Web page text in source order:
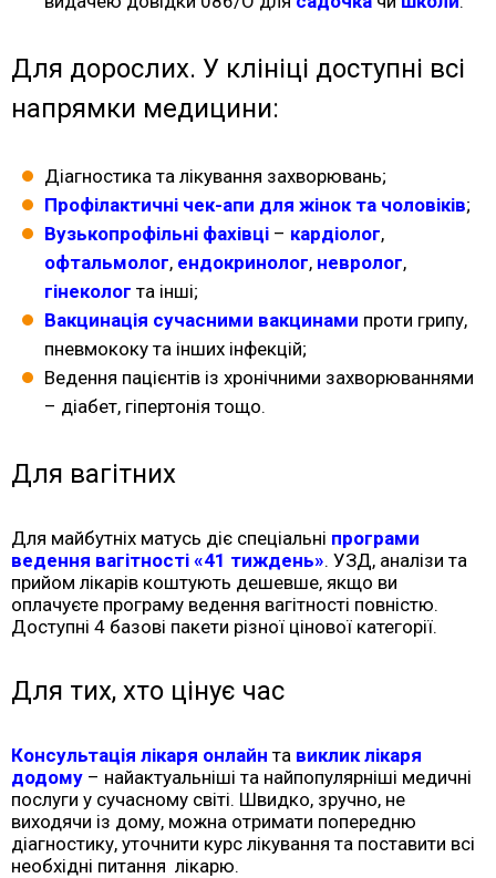
Для дорослих. У клініці доступні всі
напрямки медицини:
Діагностика та лікування захворювань;
Профілактичні чек-апи для жінок та чоловіків;
Вузькопрофільні фахівці – кардіолог,
офтальмолог, ендокринолог, невролог,
гінеколог та інші;
Вакцинація сучасними вакцинами проти грипу,
пневмококу та інших інфекцій;
Ведення пацієнтів із хронічними захворюваннями
– діабет, гіпертонія тощо.
Для вагітних
Для майбутніх матусь діє спеціальні програми
ведення вагітності «41 тиждень». УЗД, аналізи та
прийом лікарів коштують дешевше, якщо ви
оплачуєте програму ведення вагітності повністю.
Доступні 4 базові пакети різної цінової категорії.
Для тих, хто цінує час
Консультація лікаря онлайн та виклик лікаря
додому – найактуальніші та найпопулярніші медичні
послуги у сучасному світі. Швидко, зручно, не
виходячи із дому, можна отримати попередню
діагностику, уточнити курс лікування та поставити всі
необхідні питання лікарю.